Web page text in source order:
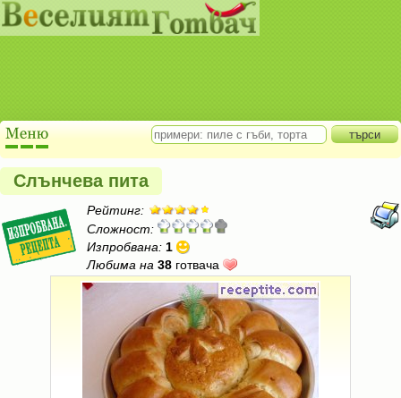
Слънчева пита
Рейтинг:
Сложност:
Изпробвана: 1
Любима на 38 готвача